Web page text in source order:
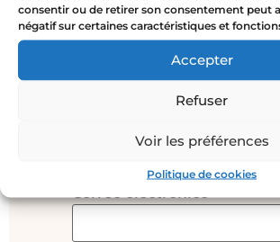
consentir ou de retirer son consentement peut
négatif sur certaines caractéristiques et
Accepter
Refuser
Voir les préférences
Politique de cookies
Tu valoración*
Correo electrónico*